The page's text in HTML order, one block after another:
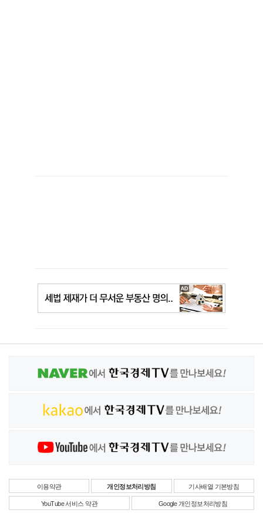
이용약관 개인정보처리방침 기사배열 기본방침
YouTube 서비스 약관 Google 개인정보처리방침